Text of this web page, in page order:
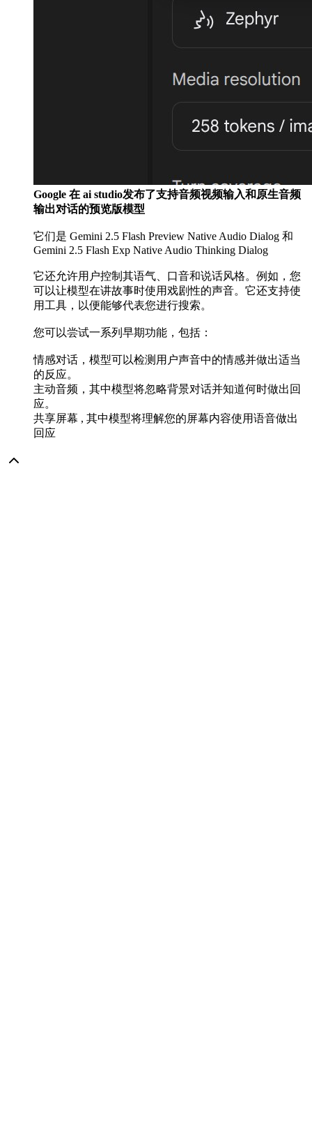
Google 在 ai studio发布了支持音频视频输入和原生音频
输出对话的预览版模型
它们是 Gemini 2.5 Flash Preview Native Audio Dialog 和
Gemini 2.5 Flash Exp Native Audio Thinking Dialog
它还允许用户控制其语气、口音和说话风格。例如，您
可以让模型在讲故事时使用戏剧性的声音。它还支持使
用工具，以便能够代表您进行搜索。
您可以尝试一系列早期功能，包括：
情感对话，模型可以检测用户声音中的情感并做出适当
的反应。
主动音频，其中模型将忽略背景对话并知道何时做出回
应。
共享屏幕 , 其中模型将理解您的屏幕内容使用语音做出
回应